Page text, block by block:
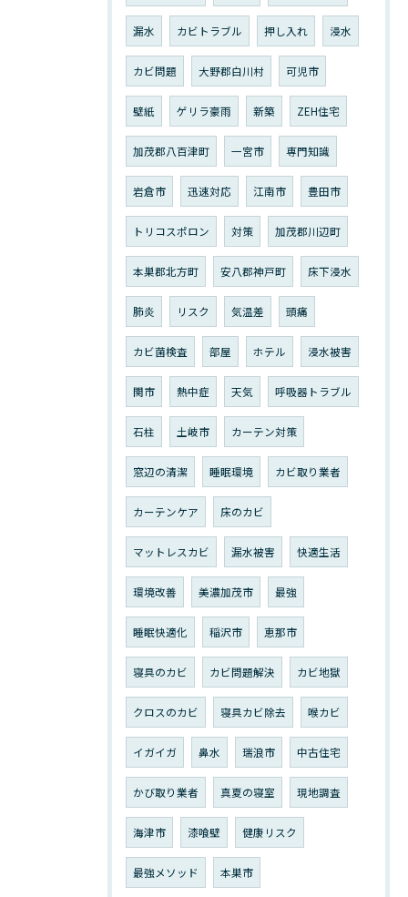
漏水 カビトラブル 押し入れ 浸水
カビ問題 大野郡白川村 可児市
壁紙 ゲリラ豪雨 新築 ZEH住宅
加茂郡八百津町 一宮市 専門知識
岩倉市 迅速対応 江南市 豊田市
トリコスポロン 対策 加茂郡川辺町
本巣郡北方町 安八郡神戸町 床下浸水
肺炎 リスク 気温差 頭痛
カビ菌検査 部屋 ホテル 浸水被害
関市 熱中症 天気 呼吸器トラブル
石柱 土岐市 カーテン対策
窓辺の清潔 睡眠環境 カビ取り業者
カーテンケア 床のカビ
マットレスカビ 漏水被害 快適生活
環境改善 美濃加茂市 最強
睡眠快適化 稲沢市 恵那市
寝具のカビ カビ問題解決 カビ地獄
クロスのカビ 寝具カビ除去 喉カビ
イガイガ 鼻水 瑞浪市 中古住宅
かび取り業者 真夏の寝室 現地調査
海津市 漆喰壁 健康リスク
最強メソッド 本巣市